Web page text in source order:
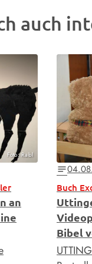
auch
Foto: Rabl
an
notes
Buch
Bibel